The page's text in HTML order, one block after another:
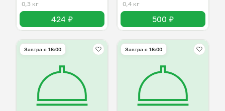
0,3 кг
424 ₽
0,4 кг
500 ₽
Завтра c 16:00 Завтра c 16:00